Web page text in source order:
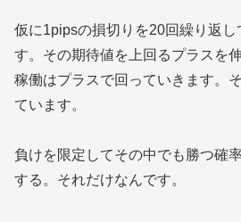
仮に1pipsの損切りを20回繰り返
す。その期待値を上回るプラスを
稼働はプラスで回っていきます。
ています。
負けを限定してその中でも勝つ確
する。それだけなんです。